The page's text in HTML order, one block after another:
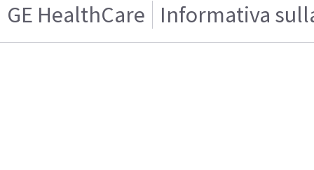
GE HealthCare Informativa